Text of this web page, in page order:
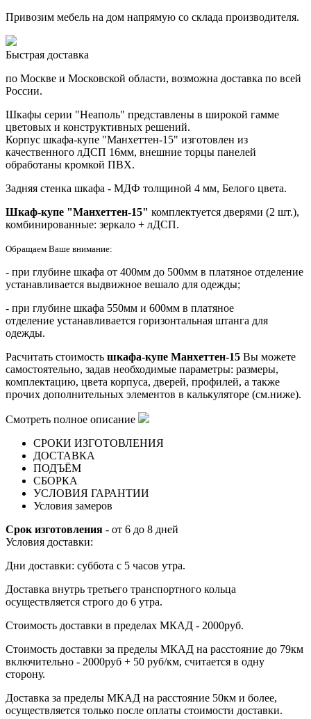
Привозим мебель на дом напрямую со склада производителя.
Быстрая доставка
по Москве и Московской области, возможна доставка по всей
России.
Шкафы серии "Неаполь" представлены в широкой гамме
цветовых и конструктивных решений.
Корпус шкафа-купе "Манхеттен-15" изготовлен из
качественного лДСП 16мм, внешние торцы панелей
обработаны кромкой ПВХ.
Задняя стенка шкафа - МДФ толщиной 4 мм, Белого цвета.
Шкаф-купе "Манхеттен-15" комплектуется дверями (2 шт.),
комбинированные: зеркало + лДСП.
Обращаем Ваше внимание:
- при глубине шкафа от 400мм до 500мм в платяное отделение
устанавливается выдвижное вешало для одежды;
- при глубине шкафа 550мм и 600мм в платяное
отделение устанавливается горизонтальная штанга для
одежды.
Расчитать стоимость шкафа-купе Манхеттен-15 Вы можете
самостоятельно, задав необходимые параметры: размеры,
комплектацию, цвета корпуса, дверей, профилей, а также
прочих дополнительных элементов в калькуляторе (см.ниже).
Смотреть полное описание
СРОКИ ИЗГОТОВЛЕНИЯ
ДОСТАВКА
ПОДЪЁМ
СБОРКА
УСЛОВИЯ ГАРАНТИИ
Условия замеров
Срок изготовления - от 6 до 8 дней
Условия доставки:
Дни доставки: суббота с 5 часов утра.
Доставка внутрь третьего транспортного кольца
осуществляется строго до 6 утра.
Стоимость доставки в пределах МКАД - 2000руб.
Стоимость доставки за пределы МКАД на расстояние до 79км
включительно - 2000руб + 50 руб/км, считается в одну
сторону.
Доставка за пределы МКАД на расстояние 50км и более,
осуществляется только после оплаты стоимости доставки.